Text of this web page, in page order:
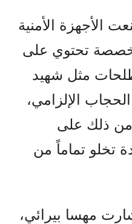
الأجهزة الأمنية
تحتوي على
مثل شهيد
الإلزامي،
من ذلك على
تخلو تماماً من
مهسا بيرائي،